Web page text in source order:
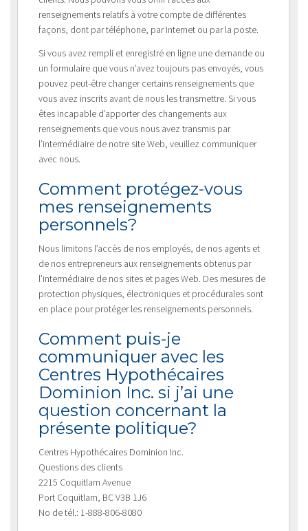
renseignements relatifs à votre compte de différentes
façons, dont par téléphone, par Internet ou par la poste.
Si vous avez rempli et enregistré en ligne une demande ou
un formulaire que vous n’avez toujours pas envoyés, vous
pouvez peut-être changer certains renseignements que
vous avez inscrits avant de nous les transmettre. Si vous
êtes incapable d’apporter des changements aux
renseignements que vous nous avez transmis par
l’intermédiaire de notre site Web, veuillez communiquer
avec nous.
Comment protégez-vous
mes renseignements
personnels?
Nous limitons l’accès de nos employés, de nos agents et
de nos entrepreneurs aux renseignements obtenus par
l’intermédiaire de nos sites et pages Web. Des mesures de
protection physiques, électroniques et procédurales sont
en place pour protéger les renseignements personnels.
Comment puis-je
communiquer avec les
Centres Hypothécaires
Dominion Inc. si j’ai une
question concernant la
présente politique?
Centres Hypothécaires Dominion Inc.
Questions des clients
2215 Coquitlam Avenue
Port Coquitlam, BC V3B 1J6
No de tél.: 1-888-806-8080